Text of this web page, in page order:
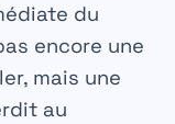
du
encore une
mais une
au